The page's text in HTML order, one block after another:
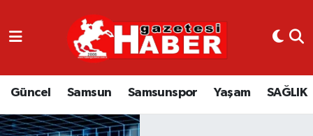
Güncel Samsun Samsunspor Yaşam SAĞLIK
GÜNCEL
SAMSUN
SAMSUNSPOR